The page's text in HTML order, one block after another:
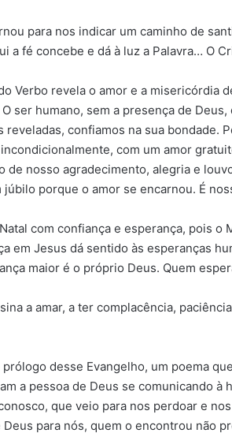
para nos indicar um caminho de
a fé concebe e dá à luz a Palavra… O
Verbo revela o amor e a misericórdia
ser humano, sem a presença de
reveladas, confiamos na sua bondade.
com um amor
de nosso agradecimento, alegria e
júbilo porque o amor se encarnou. É
com confiança e esperança, pois
em Jesus dá sentido às esperanças
maior é o próprio Deus. Quem
a amar, a ter complacência,
prólogo desse Evangelho, um poema
a pessoa de Deus se comunicando à
que veio para nos perdoar e
Deus para nós, quem o encontrou não